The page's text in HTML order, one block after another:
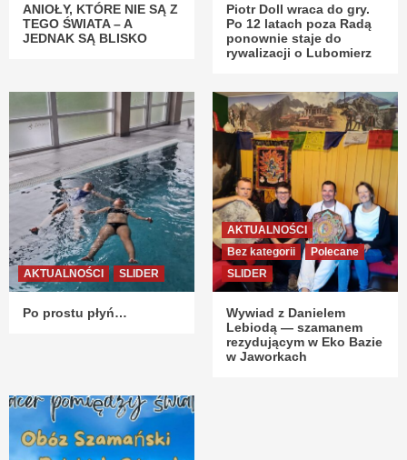
ANIOŁY, KTÓRE NIE SĄ Z
TEGO ŚWIATA – A
JEDNAK SĄ BLISKO
Piotr Doll wraca do gry.
Po 12 latach poza Radą
ponownie staje do
rywalizacji o Lubomierz
AKTUALNOŚCI SLIDER
Po prostu płyń…
AKTUALNOŚCI
Bez kategorii
Polecane
SLIDER
Wywiad z Danielem
Lebiodą — szamanem
rezydującym w Eko Bazie
w Jaworkach